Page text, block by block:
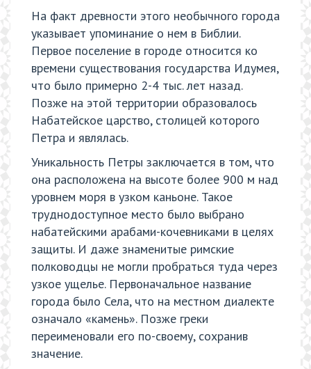
На факт древности этого необычного города
указывает упоминание о нем в Библии.
Первое поселение в городе относится ко
времени существования государства Идумея,
что было примерно 2-4 тыс. лет назад.
Позже на этой территории образовалось
Набатейское царство, столицей которого
Петра и являлась.
Уникальность Петры заключается в том, что
она расположена на высоте более 900 м над
уровнем моря в узком каньоне. Такое
труднодоступное место было выбрано
набатейскими арабами-кочевниками в целях
защиты. И даже знаменитые римские
полководцы не могли пробраться туда через
узкое ущелье. Первоначальное название
города было Села, что на местном диалекте
означало «камень». Позже греки
переименовали его по-своему, сохранив
значение.